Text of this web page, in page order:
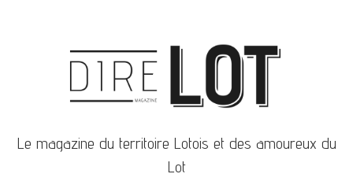
Le magazine du territoire Lotois et des amoureux du
Lot